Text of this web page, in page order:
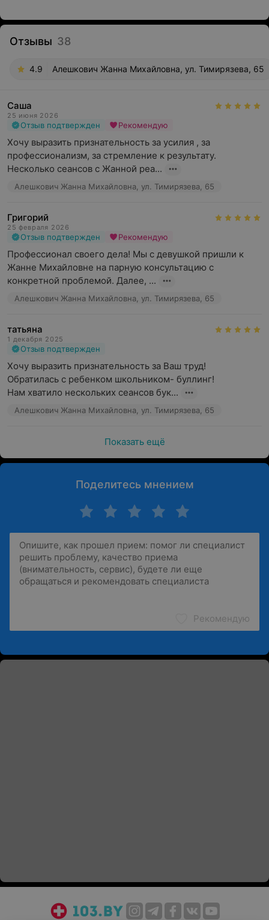
Отзывы 38
4.9 Алешкович Жанна Михайловна, ул. Тимирязева, 65
Саша
25 июня 2026
Отзыв подтвержден Рекомендую
Хочу выразить признательность за усилия , за
профессионализм, за стремление к результату.
Несколько сеансов с Жанной реа...
Алешкович Жанна Михайловна, ул. Тимирязева, 65
Григорий
25 февраля 2026
Отзыв подтвержден Рекомендую
Профессионал своего дела! Мы с девушкой пришли к
Жанне Михайловне на парную консультацию с
конкретной проблемой. Далее, ...
Алешкович Жанна Михайловна, ул. Тимирязева, 65
татьяна
1 декабря 2025
Отзыв подтвержден
Хочу выразить признательность за Ваш труд!
Обратилась с ребенком школьником- буллинг!
Нам хватило нескольких сеансов бук...
Алешкович Жанна Михайловна, ул. Тимирязева, 65
Показать ещё
Поделитесь мнением
Рекомендую